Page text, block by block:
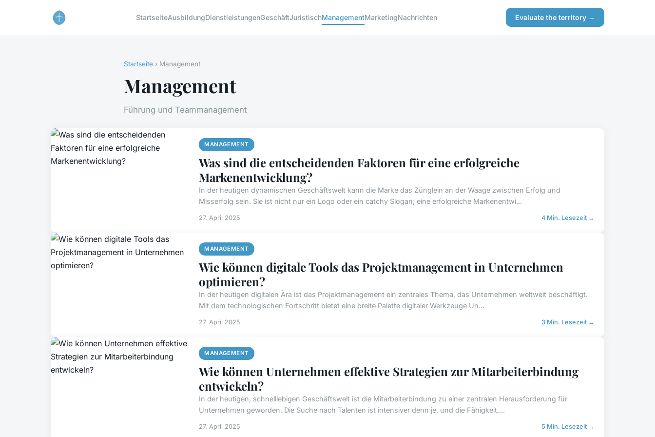
StartseiteAusbildungDienstleistungenGeschäftJuristischManagementMarketingNachrichten Evaluate the territory →
Startseite › Management
Management
Führung und Teammanagement
MANAGEMENT
Was sind die entscheidenden Faktoren für eine erfolgreiche
Markenentwicklung?
In der heutigen dynamischen Geschäftswelt kann die Marke das Zünglein an der Waage zwischen Erfolg und
Misserfolg sein. Sie ist nicht nur ein Logo oder ein catchy Slogan; eine erfolgreiche Markenentwi...
27. April 2025 4 Min. Lesezeit →
MANAGEMENT
Wie können digitale Tools das Projektmanagement in Unternehmen
optimieren?
In der heutigen digitalen Ära ist das Projektmanagement ein zentrales Thema, das Unternehmen weltweit beschäftigt.
Mit dem technologischen Fortschritt bietet eine breite Palette digitaler Werkzeuge Un...
27. April 2025 3 Min. Lesezeit →
MANAGEMENT
Wie können Unternehmen effektive Strategien zur Mitarbeiterbindung
entwickeln?
In der heutigen, schnelllebigen Geschäftswelt ist die Mitarbeiterbindung zu einer zentralen Herausforderung für
Unternehmen geworden. Die Suche nach Talenten ist intensiver denn je, und die Fähigkeit,...
27. April 2025 5 Min. Lesezeit →